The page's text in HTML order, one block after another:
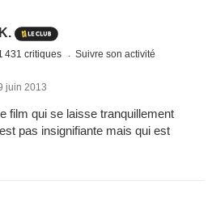
431 critiques Suivre son activité
juin 2013
film qui se laisse tranquillement
pas insignifiante mais qui est